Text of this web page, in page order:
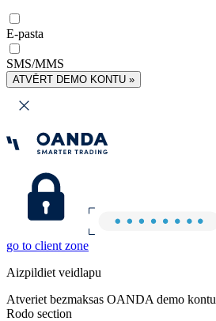
E-pasta
SMS/MMS
ATVĒRT DEMO KONTU »
go to client zone
Aizpildiet veidlapu
Atveriet bezmaksas OANDA demo kontu
Rodo section